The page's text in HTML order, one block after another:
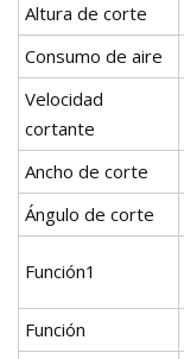
Altura de corte
Consumo de aire
Velocidad
cortante
Ancho de corte
Ángulo de corte
Función1
Función